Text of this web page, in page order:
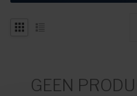
GEEN